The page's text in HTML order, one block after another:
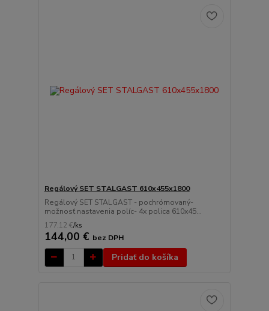
Regálový SET STALGAST 610x455x1800
Regálový SET STALGAST - pochrómovaný-
možnosť nastavenia políc- 4x polica 610x45...
177,12 €/ks
144,00 € bez DPH
Pridať do košíka